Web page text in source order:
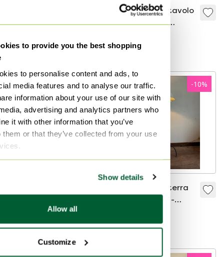
to provide you the best shopping
to personalise content and ads, to
media features and to analyse our traffic.
information about your use of our site with
advertising and analytics partners who
it with other information that you’ve
them or that they’ve collected from your use
Show details
Allow all
Customize
da banchiere
Offerta da25 €
Lampada da tavolo
postmoderna
verde menta, stile
Casablanca,
cocktail anni '80 e
'90.
Offerta da210 €
-10%
verde acqua in stile
Fontana Arte,
metà secolo.
Offerta da1440 €
-10%
Lampada da terra
fatta a mano -
Offerta da135 €